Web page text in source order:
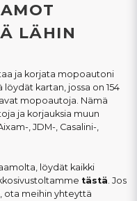
LÄHIN
ja korjata mopoautoni
löydät kartan, jossa on 154
mopoautoja. Nämä
ja korjauksia muun
, JDM-, Casalini-,
löydät kaikki
tästä. Jos
ota meihin yhteyttä